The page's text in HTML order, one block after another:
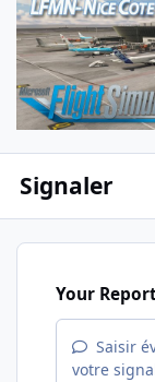
Signaler
Your
Saisir
votre